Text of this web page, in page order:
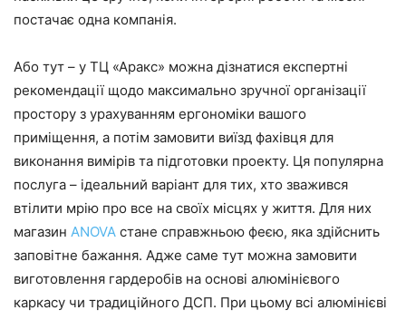
постачає одна компанія.
Або тут – у ТЦ «Аракс» можна дізнатися експертні
рекомендації щодо максимально зручної організації
простору з урахуванням ергономіки вашого
приміщення, а потім замовити виїзд фахівця для
виконання вимірів та підготовки проекту. Ця популярна
послуга – ідеальний варіант для тих, хто зважився
втілити мрію про все на своїх місцях у життя. Для них
магазин ANOVA стане справжньою феєю, яка здійснить
заповітне бажання. Адже саме тут можна замовити
виготовлення гардеробів на основі алюмінієвого
каркасу чи традиційного ДСП. При цьому всі алюмінієві